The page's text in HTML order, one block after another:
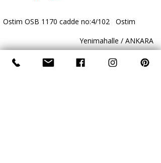
Ostim OSB 1170 cadde no:4/102 Ostim
Yenimahalle / ANKARA
+90 312 385 61 19